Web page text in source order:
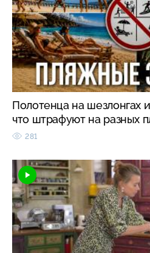
Полотенца на шезлонгах
что штрафуют на разных
281